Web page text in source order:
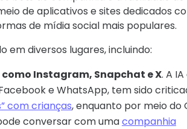
de aplicativos e sites dedicados
de mídia social mais populares.
em diversos lugares, incluindo:
Instagram, Snapchat e X. A
e WhatsApp, tem sido
com crianças, enquanto por meio do
conversar com umacompanhia